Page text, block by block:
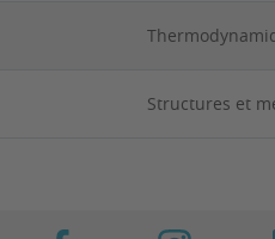
Structures et